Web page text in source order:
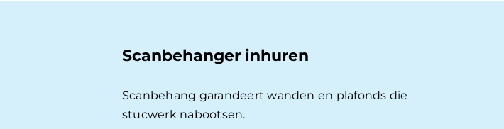
Scanbehanger inhuren
Scanbehang garandeert wanden en plafonds die
stucwerk nabootsen.